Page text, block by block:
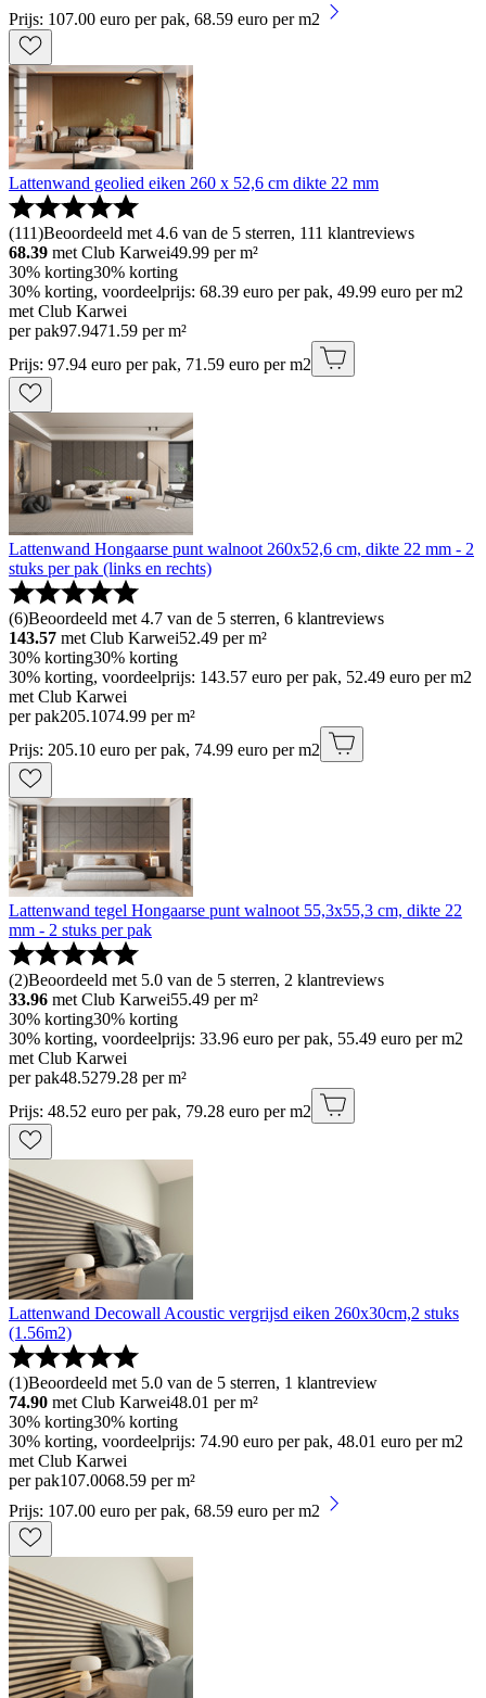
Prijs: 107.00 euro per pak, 68.59 euro per m2
Lattenwand geolied eiken 260 x 52,6 cm dikte 22 mm
(111)Beoordeeld met 4.6 van de 5 sterren, 111 klantreviews
68.39 met Club Karwei49.99 per m²
30% korting30% korting
30% korting, voordeelprijs: 68.39 euro per pak, 49.99 euro per m2
met Club Karwei
per pak97.9471.59 per m²
Prijs: 97.94 euro per pak, 71.59 euro per m2
Lattenwand Hongaarse punt walnoot 260x52,6 cm, dikte 22 mm - 2
stuks per pak (links en rechts)
(6)Beoordeeld met 4.7 van de 5 sterren, 6 klantreviews
143.57 met Club Karwei52.49 per m²
30% korting30% korting
30% korting, voordeelprijs: 143.57 euro per pak, 52.49 euro per m2
met Club Karwei
per pak205.1074.99 per m²
Prijs: 205.10 euro per pak, 74.99 euro per m2
Lattenwand tegel Hongaarse punt walnoot 55,3x55,3 cm, dikte 22
mm - 2 stuks per pak
(2)Beoordeeld met 5.0 van de 5 sterren, 2 klantreviews
33.96 met Club Karwei55.49 per m²
30% korting30% korting
30% korting, voordeelprijs: 33.96 euro per pak, 55.49 euro per m2
met Club Karwei
per pak48.5279.28 per m²
Prijs: 48.52 euro per pak, 79.28 euro per m2
Lattenwand Decowall Acoustic vergrijsd eiken 260x30cm,2 stuks
(1.56m2)
(1)Beoordeeld met 5.0 van de 5 sterren, 1 klantreview
74.90 met Club Karwei48.01 per m²
30% korting30% korting
30% korting, voordeelprijs: 74.90 euro per pak, 48.01 euro per m2
met Club Karwei
per pak107.0068.59 per m²
Prijs: 107.00 euro per pak, 68.59 euro per m2